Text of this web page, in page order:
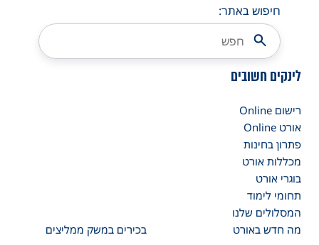
חיפוש באתר:
לינקים חשובים
רישום Online
אורט Online
פתרון בחינות
מכללות אורט
בוגרי אורט
תחומי לימוד
המסלולים שלנו
מה חדש באורט
בכירים במשק ממליצים